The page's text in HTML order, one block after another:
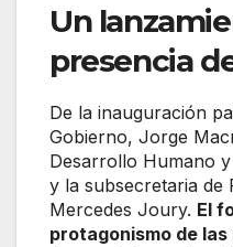
Un
presencia
De la inauguración
Gobierno, Jorge
Desarrollo Humano
y la subsecretaria de
Mercedes Joury. El
protagonismo de